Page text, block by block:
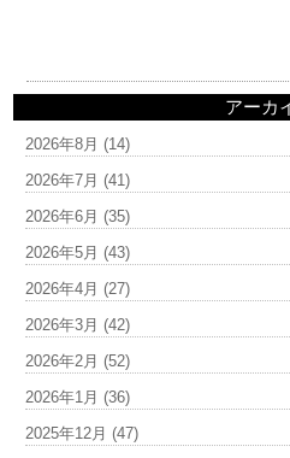
アーカ
2026年8月 (14)
2026年7月 (41)
2026年6月 (35)
2026年5月 (43)
2026年4月 (27)
2026年3月 (42)
2026年2月 (52)
2026年1月 (36)
2025年12月 (47)